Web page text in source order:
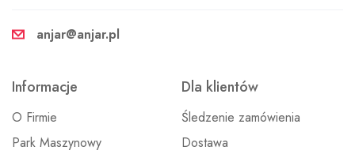
anjar@anjar.pl
Informacje
O Firmie
Park Maszynowy
Dla klientów
Śledzenie zamówienia
Dostawa